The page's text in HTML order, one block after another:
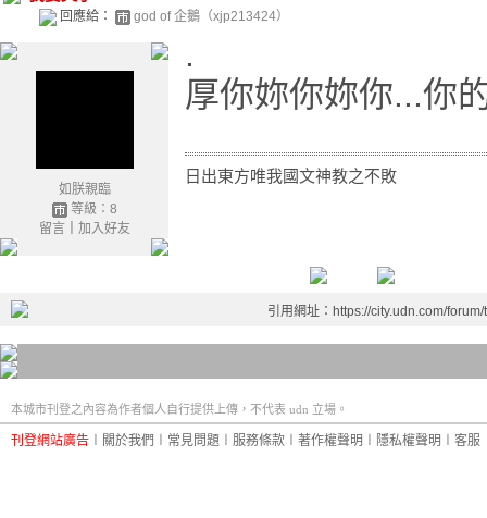
回應給： god of 企鵝（xjp213424）
如朕親臨
等級：8
留言｜ 加入好友
.
厚你妳你妳你...你
日出東方唯我國文神教之不敗
引用網址：https://city.udn.com/
本城市刊登之內容為作者個人自行提供上傳，不代表 udn 立場。
刊登網站廣告 關於我們 常見問題 服務條款 著作權聲明 隱私權聲明 客服